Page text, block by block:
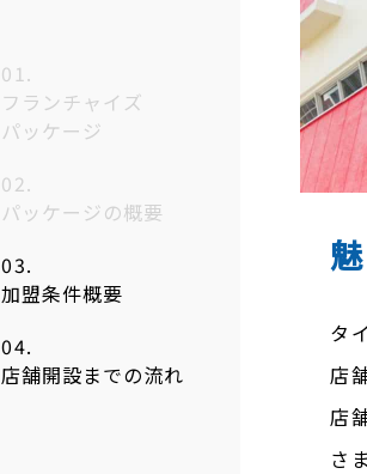
Access
フランチャイズ
パッケージ
パッケージの概要
加盟条件概要
店舗開設までの流れ
タ
店
店
さ